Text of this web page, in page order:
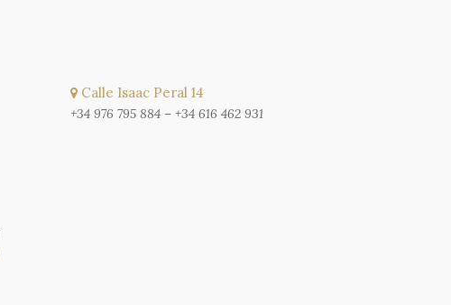
Calle Isaac Peral 14
+34 976 795 884– +34 616 462 931